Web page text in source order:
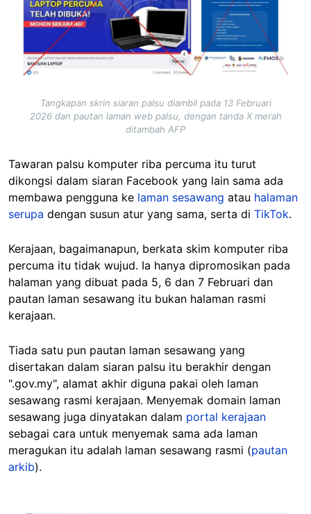
Tangkapan skrin siaran palsu diambil pada 13 Februari
2026 dan pautan laman web palsu, dengan tanda X merah
ditambah AFP
Tawaran palsu komputer riba percuma itu turut
dikongsi dalam siaran Facebook yang lain sama ada
membawa pengguna ke laman sesawang atau halaman
serupa dengan susun atur yang sama, serta di TikTok.
Kerajaan, bagaimanapun, berkata skim komputer riba
percuma itu tidak wujud. Ia hanya dipromosikan pada
halaman yang dibuat pada 5, 6 dan 7 Februari dan
pautan laman sesawang itu bukan halaman rasmi
kerajaan.
Tiada satu pun pautan laman sesawang yang
disertakan dalam siaran palsu itu berakhir dengan
".gov.my", alamat akhir diguna pakai oleh laman
sesawang rasmi kerajaan. Menyemak domain laman
sesawang juga dinyatakan dalam portal kerajaan
sebagai cara untuk menyemak sama ada laman
meragukan itu adalah laman sesawang rasmi (pautan
arkib).